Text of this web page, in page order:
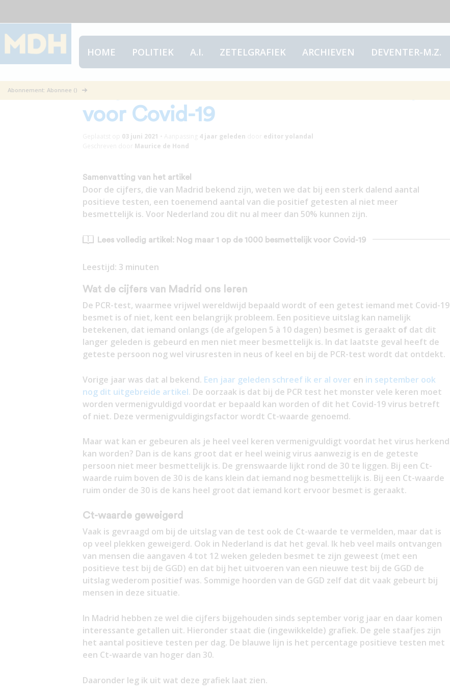
HOME POLITIEK A.I. ZETELGRAFIEK ARCHIEVEN DEVENTER-M.Z.
Abonnement: Abonnee ()
Nog maar 1 op de 1000 besmettelijk
voor Covid-19
03 juni 2021 4 jaar geleden
editor yolandal
Maurice de Hond
Samenvatting van het artikel
Door de cijfers, die van Madrid bekend zijn, weten we dat bij een sterk dalend aantal
positieve testen, een toenemend aantal van die positief getesten al niet meer
besmettelijk is. Voor Nederland zou dit nu al meer dan 50% kunnen zijn.
Lees volledig artikel: Nog maar 1 op de 1000 besmettelijk voor Covid-19
Leestijd: 3 minuten
Wat de cijfers van Madrid ons leren
De PCR-test, waarmee vrijwel wereldwijd bepaald wordt of een getest iemand met Covid-19
besmet is of niet, kent een belangrijk probleem. Een positieve uitslag kan namelijk
betekenen, dat iemand onlangs (de afgelopen 5 à 10 dagen) besmet is geraakt of dat dit
langer geleden is gebeurd en men niet meer besmettelijk is. In dat laatste geval heeft de
geteste persoon nog wel virusresten in neus of keel en bij de PCR-test wordt dat ontdekt.
Vorige jaar was dat al bekend. Een jaar geleden schreef ik er al over en in september ook
nog dit uitgebreide artikel. De oorzaak is dat bij de PCR test het monster vele keren moet
worden vermenigvuldigd voordat er bepaald kan worden of dit het Covid-19 virus betreft
of niet. Deze vermenigvuldigingsfactor wordt Ct-waarde genoemd.
Maar wat kan er gebeuren als je heel veel keren vermenigvuldigt voordat het virus herkend
kan worden? Dan is de kans groot dat er heel weinig virus aanwezig is en de geteste
persoon niet meer besmettelijk is. De grenswaarde lijkt rond de 30 te liggen. Bij een Ct-
waarde ruim boven de 30 is de kans klein dat iemand nog besmettelijk is. Bij een Ct-waarde
ruim onder de 30 is de kans heel groot dat iemand kort ervoor besmet is geraakt.
Ct-waarde geweigerd
Vaak is gevraagd om bij de uitslag van de test ook de Ct-waarde te vermelden, maar dat is
op veel plekken geweigerd. Ook in Nederland is dat het geval. Ik heb veel mails ontvangen
van mensen die aangaven 4 tot 12 weken geleden besmet te zijn geweest (met een
positieve test bij de GGD) en dat bij het uitvoeren van een nieuwe test bij de GGD de
uitslag wederom positief was. Sommige hoorden van de GGD zelf dat dit vaak gebeurt bij
mensen in deze situatie.
In Madrid hebben ze wel die cijfers bijgehouden sinds september vorig jaar en daar komen
interessante getallen uit. Hieronder staat die (ingewikkelde) grafiek. De gele staafjes zijn
het aantal positieve testen per dag. De blauwe lijn is het percentage positieve testen met
een Ct-waarde van hoger dan 30.
Daaronder leg ik uit wat deze grafiek laat zien.